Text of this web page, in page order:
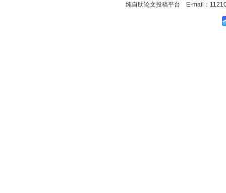
纯自助论文投稿平台 E-mail：